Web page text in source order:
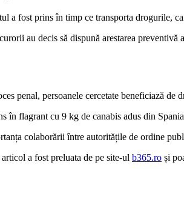
a fost prins în timp ce transporta drogurile,
au decis să dispună arestarea
penal, persoanele cercetate beneficiază
în flagrant cu 9 kg de canabis adus din
colaborării între autoritățile de ordine
a fost preluata de pe site-ul b365.ro și